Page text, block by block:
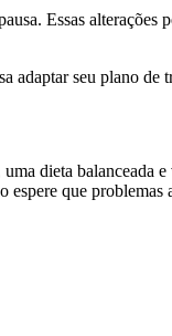
Essas alterações
adaptar seu plano de
dieta balanceada
que problemas